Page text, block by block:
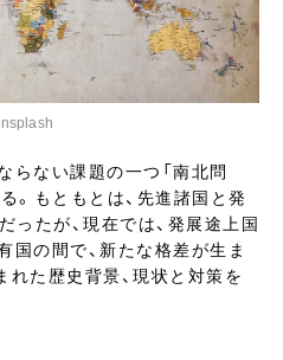
らない課題の一つ「南北問
。もともとは、先進諸国と発
ったが、現在では、発展途上国
国の間で、新たな格差が生ま
た歴史背景、現状と対策を